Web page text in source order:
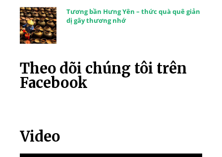
Tương bần Hưng Yên – thức quà quê giản
dị gây thương nhớ
Theo dõi chúng tôi trên
Facebook
Video